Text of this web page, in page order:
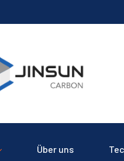
Über uns